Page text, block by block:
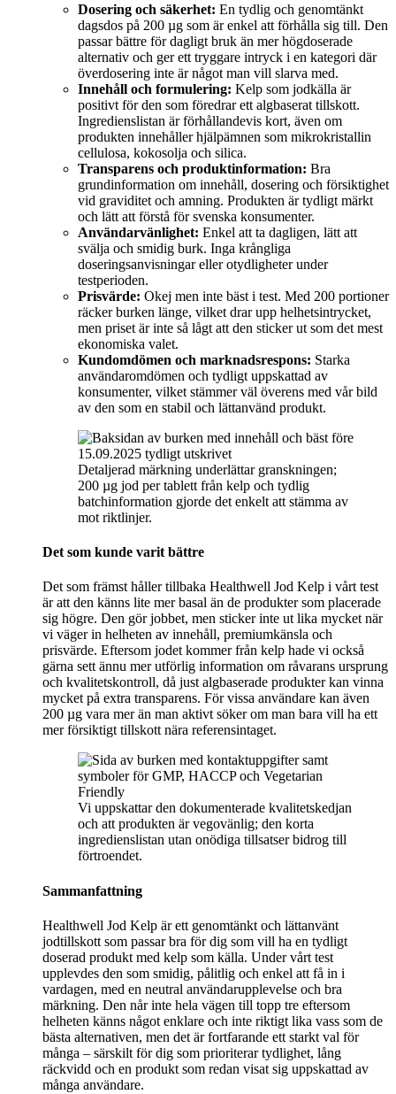
Dosering och säkerhet: En tydlig och genomtänkt
dagsdos på 200 µg som är enkel att förhålla sig till. Den
passar bättre för dagligt bruk än mer högdoserade
alternativ och ger ett tryggare intryck i en kategori där
överdosering inte är något man vill slarva med.
Innehåll och formulering: Kelp som jodkälla är
positivt för den som föredrar ett algbaserat tillskott.
Ingredienslistan är förhållandevis kort, även om
produkten innehåller hjälpämnen som mikrokristallin
cellulosa, kokosolja och silica.
Transparens och produktinformation: Bra
grundinformation om innehåll, dosering och försiktighet
vid graviditet och amning. Produkten är tydligt märkt
och lätt att förstå för svenska konsumenter.
Användarvänlighet: Enkel att ta dagligen, lätt att
svälja och smidig burk. Inga krångliga
doseringsanvisningar eller otydligheter under
testperioden.
Prisvärde: Okej men inte bäst i test. Med 200 portioner
räcker burken länge, vilket drar upp helhetsintrycket,
men priset är inte så lågt att den sticker ut som det mest
ekonomiska valet.
Kundomdömen och marknadsrespons: Starka
användaromdömen och tydligt uppskattad av
konsumenter, vilket stämmer väl överens med vår bild
av den som en stabil och lättanvänd produkt.
Detaljerad märkning underlättar granskningen;
200 µg jod per tablett från kelp och tydlig
batchinformation gjorde det enkelt att stämma av
mot riktlinjer.
Det som kunde varit bättre
Det som främst håller tillbaka Healthwell Jod Kelp i vårt test
är att den känns lite mer basal än de produkter som placerade
sig högre. Den gör jobbet, men sticker inte ut lika mycket när
vi väger in helheten av innehåll, premiumkänsla och
prisvärde. Eftersom jodet kommer från kelp hade vi också
gärna sett ännu mer utförlig information om råvarans ursprung
och kvalitetskontroll, då just algbaserade produkter kan vinna
mycket på extra transparens. För vissa användare kan även
200 µg vara mer än man aktivt söker om man bara vill ha ett
mer försiktigt tillskott nära referensintaget.
Vi uppskattar den dokumenterade kvalitetskedjan
och att produkten är vegovänlig; den korta
ingredienslistan utan onödiga tillsatser bidrog till
förtroendet.
Sammanfattning
Healthwell Jod Kelp är ett genomtänkt och lättanvänt
jodtillskott som passar bra för dig som vill ha en tydligt
doserad produkt med kelp som källa. Under vårt test
upplevdes den som smidig, pålitlig och enkel att få in i
vardagen, med en neutral användarupplevelse och bra
märkning. Den når inte hela vägen till topp tre eftersom
helheten känns något enklare och inte riktigt lika vass som de
bästa alternativen, men det är fortfarande ett starkt val för
många – särskilt för dig som prioriterar tydlighet, lång
räckvidd och en produkt som redan visat sig uppskattad av
många användare.